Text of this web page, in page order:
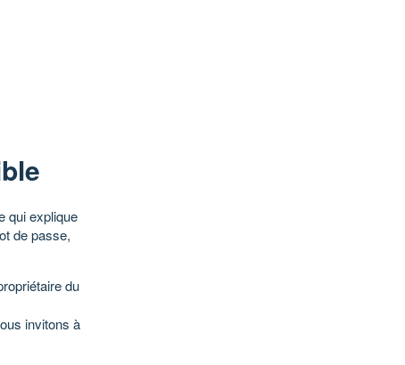
qui explique
de passe,
du
invitons à